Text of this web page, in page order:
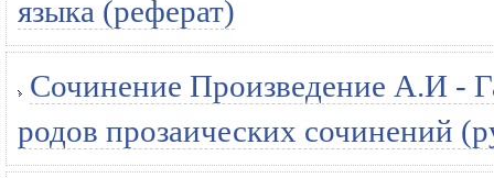
языка (реферат)
Сочинение Произведение А.И -
родов прозаических сочинений